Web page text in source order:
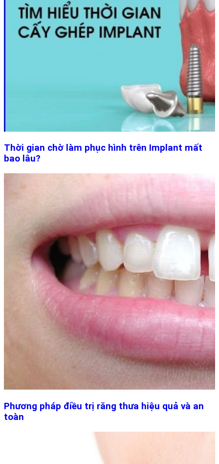
Thời gian chờ làm phục hình trên Implant mất
bao lâu?
Phương pháp điều trị răng thưa hiệu quả và an
toàn